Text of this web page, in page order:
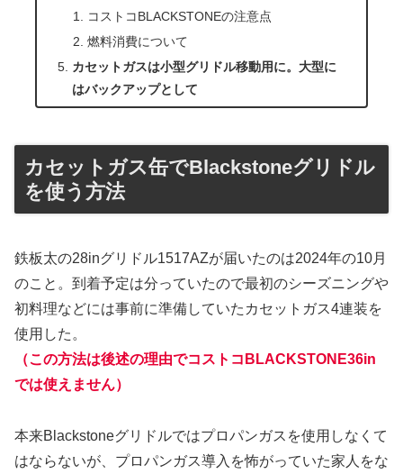
コストコBLACKSTONEの注意点
燃料消費について
カセットガスは小型グリドル移動用に。大型に
はバックアップとして
カセットガス缶でBlackstoneグリドル
を使う方法
鉄板太の28inグリドル1517AZが届いたのは2024年の10月
のこと。到着予定は分っていたので最初のシーズニングや
初料理などには事前に準備していたカセットガス4連装を
使用した。
（この方法は後述の理由でコストコBLACKSTONE36in
では使えません）
本来Blackstoneグリドルではプロパンガスを使用しなくて
はならないが、プロパンガス導入を怖がっていた家人をな